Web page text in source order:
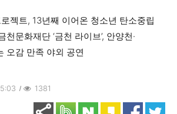
로젝트, 13년째 이어온 청소년 탄소중립
문화재단 ‘금천 라이브’, 안양천·
오감 만족 야외 공연
1381